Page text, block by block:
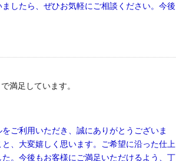
したら、ぜひお気軽にご相談ください。今後
満足しています。
ご利用いただき、誠にありがとうございま
、大変嬉しく思います。ご希望に沿った仕上
。今後もお客様にご満足いただけるよう、丁